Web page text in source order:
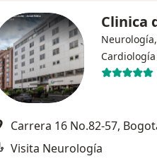
Clinica
Cardiología
Carrera 16 No.82-57,
Visita Neurología